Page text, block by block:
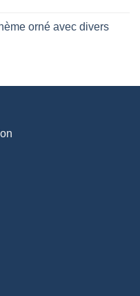
orné avec divers